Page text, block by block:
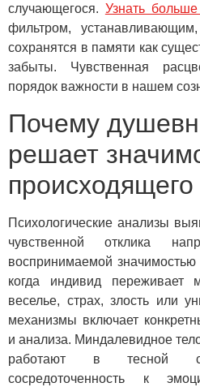
случающегося. Узнать больше
фильтром,
сохранятся в памяти как
забыты. Чувственная
порядок важности в нашем
Почему
решает
происходящего
Психологические анализы
чувственной отклика
воспринимаемой
когда индивид
веселье, страх, злость или
механизмы включает
и анализа. Миндалевидное
работают в тесной
сосредоточенность к